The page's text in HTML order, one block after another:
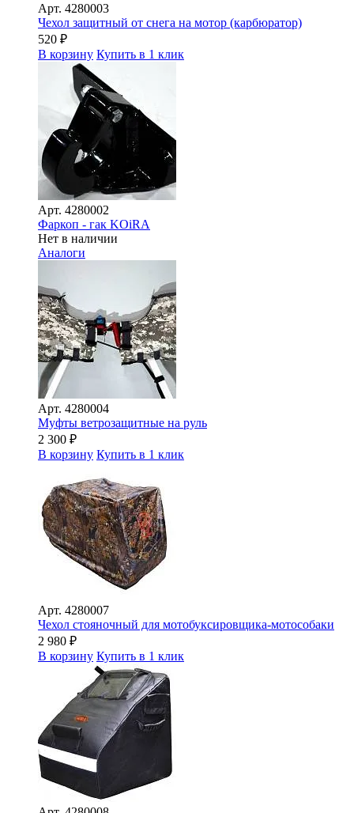
Арт. 4280003
Чехол защитный от снега на мотор (карбюратор)
520 ₽
В корзину Купить в 1 клик
Арт. 4280002
Фаркоп - гак KOiRA
Нет в наличии
Аналоги
Арт. 4280004
Муфты ветрозащитные на руль
2 300 ₽
В корзину Купить в 1 клик
Арт. 4280007
Чехол стояночный для мотобуксировщика-мотособаки
2 980 ₽
В корзину Купить в 1 клик